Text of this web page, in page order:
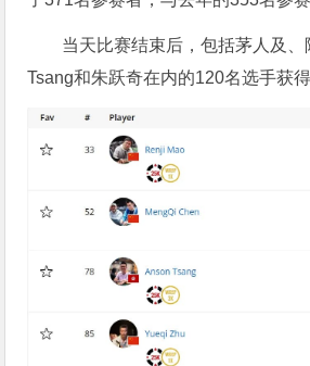
当天比赛结束后，包括茅人及
Tsang和朱跃奇在内的120名选手获